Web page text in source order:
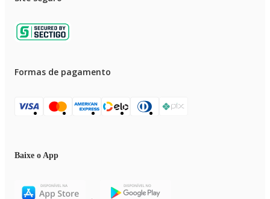
Formas de pagamento
Baixe o App